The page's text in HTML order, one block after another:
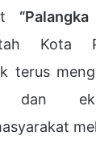
Kota
terus
dan